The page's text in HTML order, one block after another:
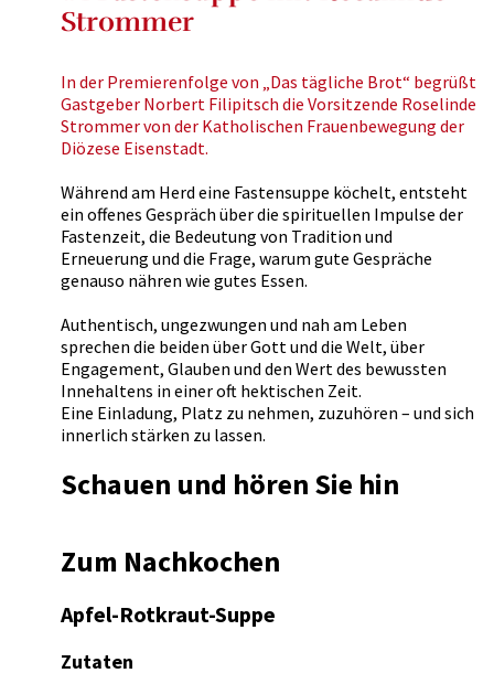
Strommer
In der Premierenfolge von „Das tägliche Brot“ begrüßt
Gastgeber Norbert Filipitsch die Vorsitzende Roselinde
Strommer von der Katholischen Frauenbewegung der
Diözese Eisenstadt.
Während am Herd eine Fastensuppe köchelt, entsteht
ein offenes Gespräch über die spirituellen Impulse der
Fastenzeit, die Bedeutung von Tradition und
Erneuerung und die Frage, warum gute Gespräche
genauso nähren wie gutes Essen.
Authentisch, ungezwungen und nah am Leben
sprechen die beiden über Gott und die Welt, über
Engagement, Glauben und den Wert des bewussten
Innehaltens in einer oft hektischen Zeit.
Eine Einladung, Platz zu nehmen, zuzuhören – und sich
innerlich stärken zu lassen.
Schauen und hören Sie hin
Zum Nachkochen
Apfel-Rotkraut-Suppe
Zutaten